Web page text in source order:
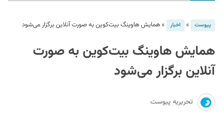
پیوست » اخبار »همایش هاوینگ بیت‌کوین به صورت آنلاین برگزار می‌شود
همایش هاوینگ بیت‌کوین به صورت
آنلاین برگزار می‌شود
تحریریه پیوست